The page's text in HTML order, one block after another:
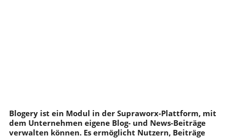
Blogery ist ein Modul in der Supraworx-Plattform, mit
dem Unternehmen eigene Blog- und News-Beiträge
verwalten können. Es ermöglicht Nutzern, Beiträge